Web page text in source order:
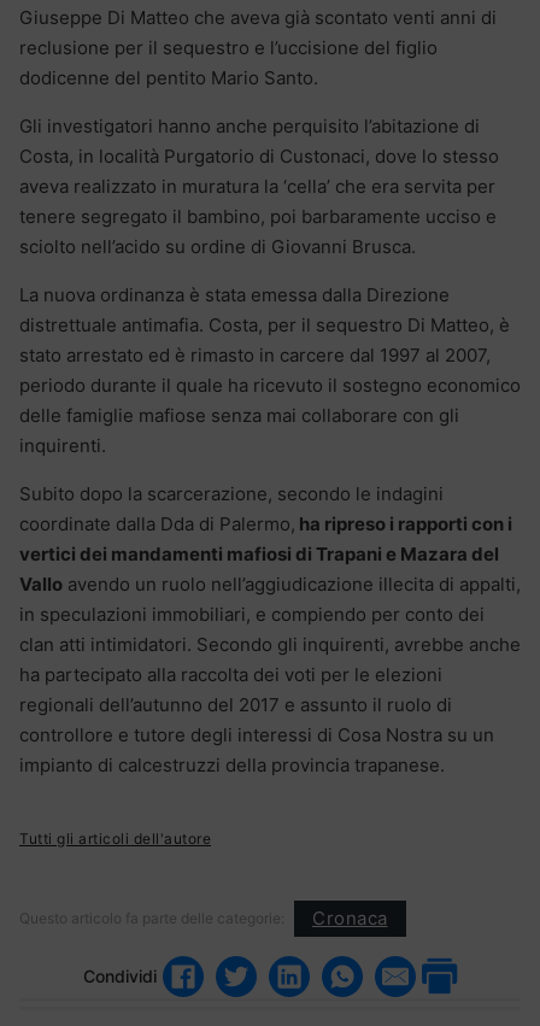
Giuseppe Di Matteo che aveva già scontato venti anni di
reclusione per il sequestro e l’uccisione del figlio
dodicenne del pentito Mario Santo.
Gli investigatori hanno anche perquisito l’abitazione di
Costa, in località Purgatorio di Custonaci, dove lo stesso
aveva realizzato in muratura la ‘cella’ che era servita per
tenere segregato il bambino, poi barbaramente ucciso e
sciolto nell’acido su ordine di Giovanni Brusca.
La nuova ordinanza è stata emessa dalla Direzione
distrettuale antimafia. Costa, per il sequestro Di Matteo, è
stato arrestato ed è rimasto in carcere dal 1997 al 2007,
periodo durante il quale ha ricevuto il sostegno economico
delle famiglie mafiose senza mai collaborare con gli
inquirenti.
Subito dopo la scarcerazione, secondo le indagini
coordinate dalla Dda di Palermo, ha ripreso i rapporti con i
vertici dei mandamenti mafiosi di Trapani e Mazara del
Vallo avendo un ruolo nell’aggiudicazione illecita di appalti,
in speculazioni immobiliari, e compiendo per conto dei
clan atti intimidatori. Secondo gli inquirenti, avrebbe anche
ha partecipato alla raccolta dei voti per le elezioni
regionali dell’autunno del 2017 e assunto il ruolo di
controllore e tutore degli interessi di Cosa Nostra su un
impianto di calcestruzzi della provincia trapanese.
Tutti gli articoli dell'autore
Questo articolo fa parte delle categorie: Cronaca
Condividi